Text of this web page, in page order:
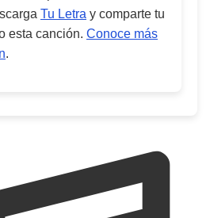
Tu Letra y comparte tu
esta canción. Conoce más
.